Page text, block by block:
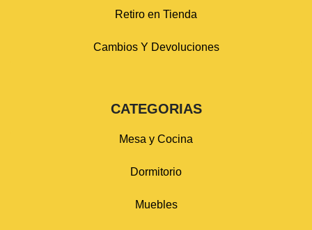
Retiro en Tienda
Cambios Y Devoluciones
CATEGORIAS
Mesa y Cocina
Dormitorio
Muebles